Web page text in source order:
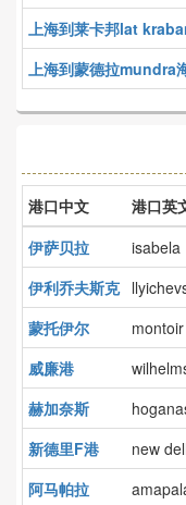
上海到莱卡邦lat
上海到蒙德拉mundra
港口中文 港口英
伊萨贝拉
isabela
伊利乔夫斯克
蒙托伊尔
montoir
威廉港
赫加奈斯
新德里F港
new
阿马帕拉